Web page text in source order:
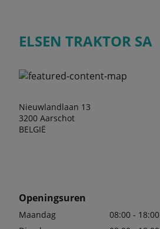
ELSEN TRAKTOR SA
Nieuwlandlaan 13
3200 Aarschot
BELGIË
Openingsuren
Maandag
08:00 - 18:00